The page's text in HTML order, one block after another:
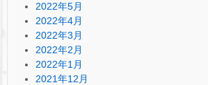
2022年5月
2022年4月
2022年3月
2022年2月
2022年1月
2021年12月